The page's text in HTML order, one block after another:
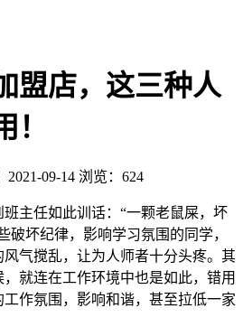
盟店，这三种人
09-14 浏览：624
主任如此训话：“一颗老鼠屎，坏
破坏纪律，影响学习氛围的同学，
气搅乱，让为人师者十分头疼。其
就连在工作环境中也是如此，错用
作氛围，影响和谐，甚至拉低一家